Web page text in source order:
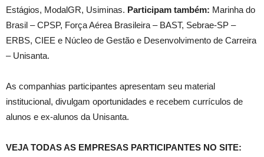
Estágios, ModalGR, Usiminas. Participam também: Marinha do
Brasil – CPSP, Força Aérea Brasileira – BAST, Sebrae-SP –
ERBS, CIEE e Núcleo de Gestão e Desenvolvimento de Carreira
– Unisanta.
As companhias participantes apresentam seu material
institucional, divulgam oportunidades e recebem currículos de
alunos e ex-alunos da Unisanta.
VEJA TODAS AS EMPRESAS PARTICIPANTES NO SITE: